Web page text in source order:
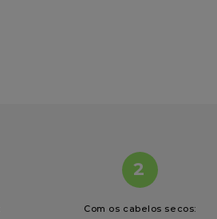
2
Com os cabelos secos: